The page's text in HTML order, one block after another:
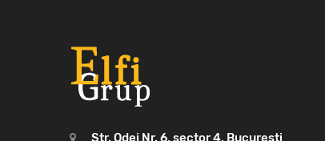
Str. Odei Nr. 6, sector 4, Bucuresti